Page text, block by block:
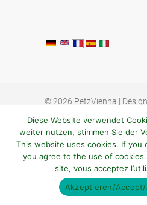
© 2026 PetzVienna |
Diese Website verwendet
weiter nutzen, stimmen Sie der
This website uses cookies. If
you agree to the use of
site, vous acceptez
Akzeptieren/